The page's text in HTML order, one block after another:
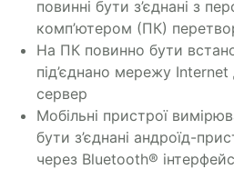
повинні бути з’єднані з
комп’ютером (ПК)
На ПК повинно бути
під’єднано мережу
сервер
Мобільні пристрої
бути з’єднані андроїд-
через Bluetooth® інтерфейс